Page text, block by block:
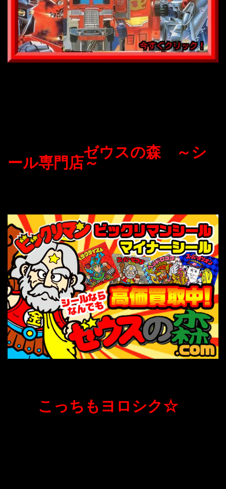
ゼウスの森 ～シ
ール専門店～
こっちもヨロシク☆